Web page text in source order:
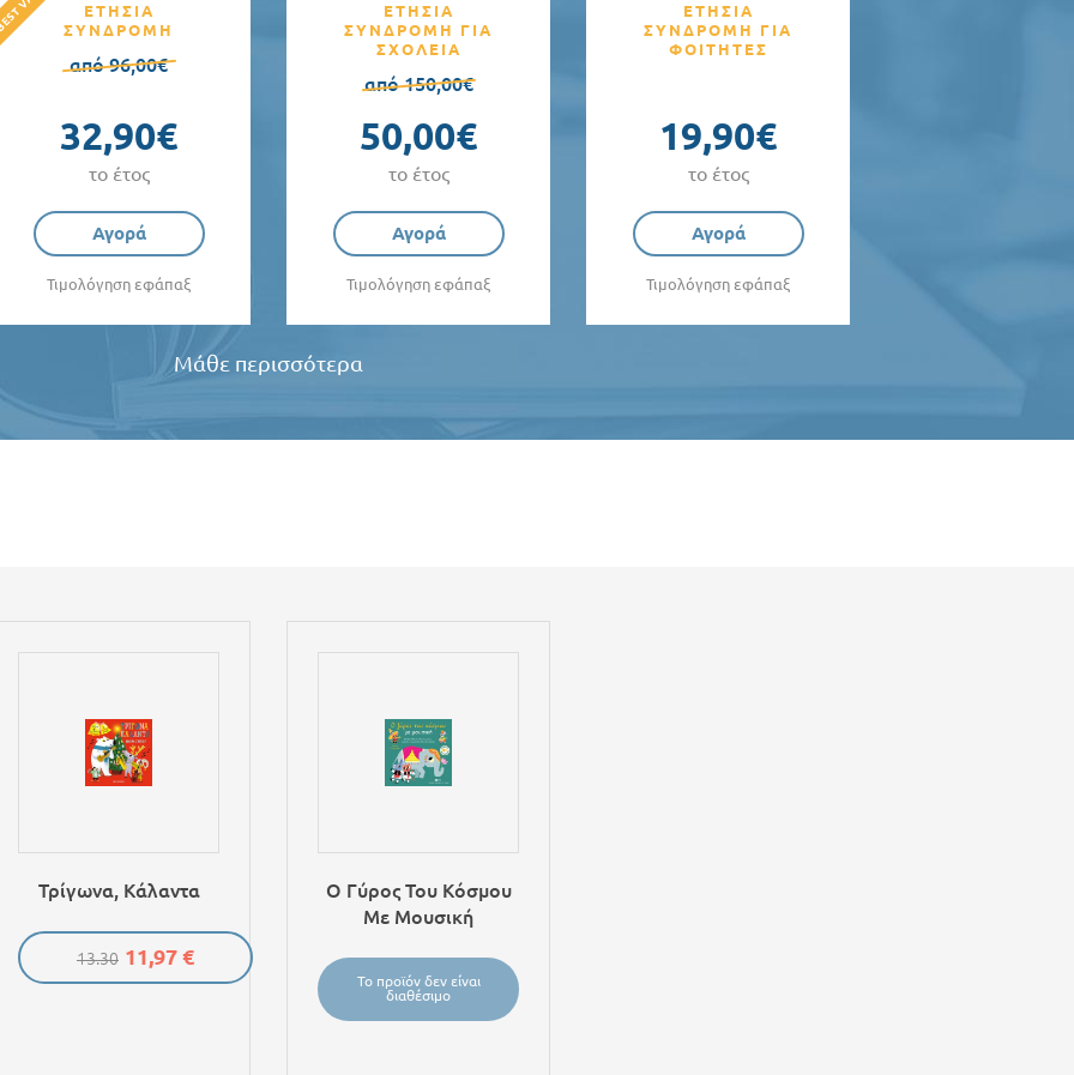
ΕΤΗΣΙΑ
ΣΥΝΔΡΟΜΗ
από 96,00€
32,90€
το έτος
Αγορά
Τιμολόγηση εφάπαξ
ΕΤΗΣΙΑ
ΣΥΝΔΡΟΜΗ ΓΙΑ
ΣΧΟΛΕΙΑ
από 150,00€
50,00€
το έτος
Αγορά
Τιμολόγηση εφάπαξ
ΕΤΗΣΙΑ
ΣΥΝΔΡΟΜΗ ΓΙΑ
ΦΟΙΤΗΤΕΣ
19,90€
το έτος
Αγορά
Τιμολόγηση εφάπαξ
Μάθε περισσότερα
Τρίγωνα, Κάλαντα
13.30 11,97 €
Ο Γύρος Του Κόσμου
Με Μουσική
Το προϊόν δεν είναι
διαθέσιμο